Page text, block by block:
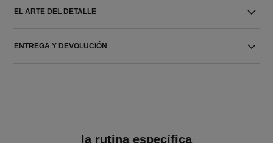
EL ARTE DEL DETALLE
ENTREGA Y DEVOLUCIÓN
la rutina específica